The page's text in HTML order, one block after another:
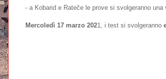
- a Kobarid e Rateče le prove si svolgeranno una
Mercoledì 17 marzo 2021, i test si svolgeranno